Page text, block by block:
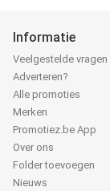
Informatie
Veelgestelde vragen
Adverteren?
Alle promoties
Merken
Promotiez.be App
Over ons
Folder toevoegen
Nieuws